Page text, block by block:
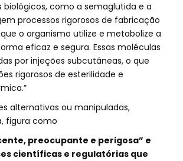
biológicos, como a semaglutida e a
processos rigorosos de fabricação
o organismo utilize e metabolize a
eficaz e segura. Essas moléculas
por injeções subcutâneas, o que
rigorosos de esterilidade e
alternativas ou manipuladas,
figura como
preocupante e perigosa” e
científicas e regulatórias que